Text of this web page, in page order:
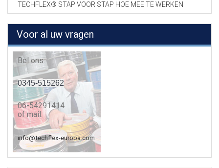
TECHFLEX® STAP VOOR STAP HOE MEE TE WERKEN
Voor al uw vragen
Bel ons:
0345-515262
06-54291414
of mail:
info@techflex-europa.com